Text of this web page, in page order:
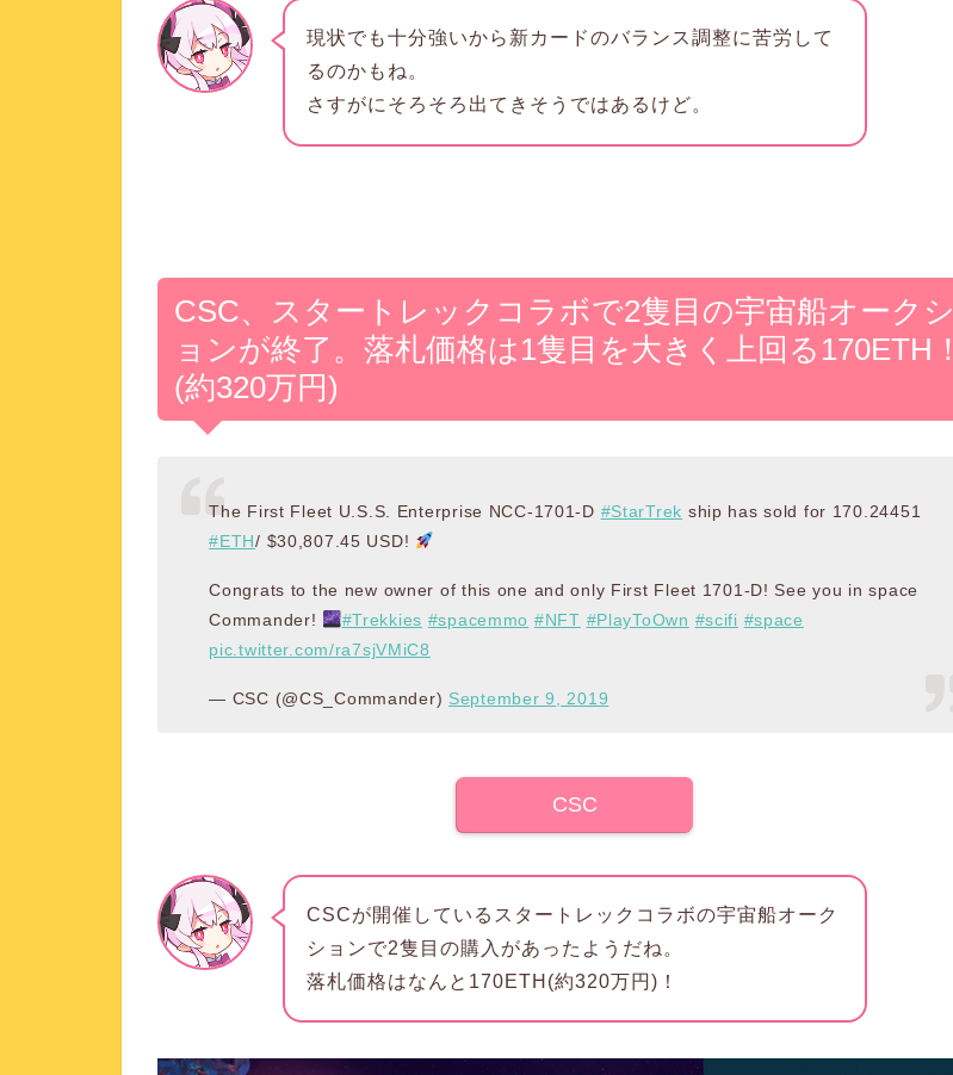
現状でも十分強いから新カードのバランス調整に苦労して
るのかもね。
さすがにそろそろ出てきそうではあるけど。
CSC、スタートレックコラボで2隻目の宇宙船オークシ
ョンが終了。落札価格は1隻目を大きく上回る170ETH！
(約320万円)
The First Fleet U.S.S. Enterprise NCC-1701-D #StarTrek ship has sold for 170.24451
#ETH/ $30,807.45 USD!
Congrats to the new owner of this one and only First Fleet 1701-D! See you in space
Commander!
#Trekkies #spacemmo #NFT #PlayToOwn #scifi #space
pic.twitter.com/ra7sjVMiC8
— CSC (@CS_Commander) September 9, 2019
CSC
CSCが開催しているスタートレックコラボの宇宙船オーク
ションで2隻目の購入があったようだね。
落札価格はなんと170ETH(約320万円)！